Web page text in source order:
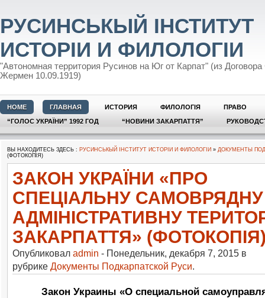
РУСИНСЬКЫЙ ІНСТИТУТ
ИСТОРІИ И ФИЛОЛОГІИ
"Автономная территория Русинов на Юг от Карпат" (из
Жермен 10.09.1919)
HOME ГЛАВНАЯ ИСТОРИЯ ФИЛОЛОГІЯ
ПРАВО
“ГОЛОС УКРАЇНИ” 1992 ГОД
“НОВИНИ ЗАКАРПАТТЯ”
ВЫ НАХОДИТЕСЬ ЗДЕСЬ : РУСИНСЬКЫЙ ІНСТИТУТ ИСТОРІИ И ФИЛОЛОГІИ » ДОКУМЕНТЫ
(ФОТОКОПІЯ)
ЗАКОН УКРАЇНИ «ПРО
СПЕЦІАЛЬНУ САМОВРЯДНУ
АДМІНІСТРАТИВНУ
ЗАКАРПАТТЯ»
Опубликовал admin - Понедельник, декабря 7, 2015 в
рубрике Документы Подкарпатской Руси.
Закон Украины «О специальной